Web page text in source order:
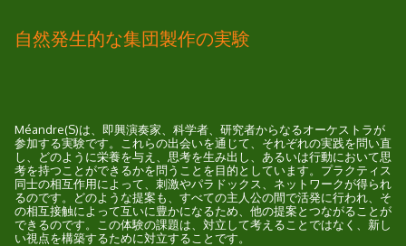
自然発生的な集団製作の実験
Méandre(S)は、即興演奏家、科学者、研究者からなるオーケストラが
参加する実験です。これらの出会いを通じて、それぞれの実践を問い直
し、どのように栄養を与え、思考を生み出し、あるいは行動において思
考を持つことができるかを問うことを目的としています。プラクティス
同士の相互作用によって、刺激やパラドックス、ネットワークが得られ
るのです。どのような提案も、すべての主人公の間で活発に行われ、そ
の相互接触によって互いに豊かになるため、他の提案とつながることが
できるのです。この体験の課題は、対立して考えることではなく、新し
い視点を構築するために対立することです。